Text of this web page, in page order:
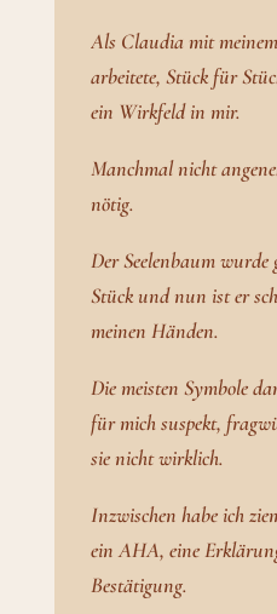
Als Claudia mit
arbeitete, Stück für
ein Wirkfeld in mir.
Manchmal nicht
nötig.
Der Seelenbaum
Stück und nun ist er
meinen Händen.
Die meisten Symbole
für mich suspekt,
sie nicht wirklich.
Inzwischen habe ich
ein AHA, eine
Bestätigung.